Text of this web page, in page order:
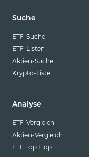
Suche
ETF-Suche
ETF-Listen
Aktien-Suche
Krypto-Liste
Analyse
ETF-Vergleich
Aktien-Vergleich
ETF Top Flop